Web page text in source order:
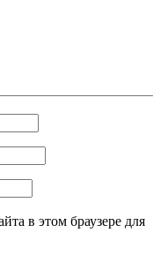
в этом браузере для